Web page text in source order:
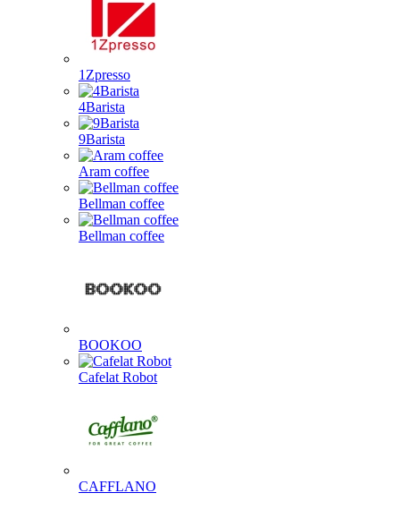
1Zpresso
4Barista
9Barista
Aram coffee
Bellman coffee
Bellman coffee
BOOKOO
Cafelat Robot
CAFFLANO